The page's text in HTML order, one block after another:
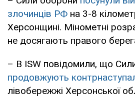
злочинців РФ на 3-8
Херсонщині. Мінометні
не досягають правого
– В ISW повідомили, що
продовжують
лівобережжі Херсонської